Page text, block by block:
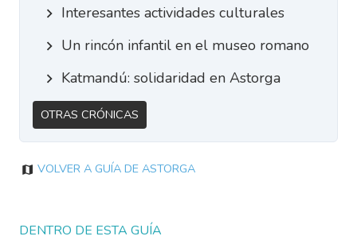
Interesantes actividades culturales
Un rincón infantil en el museo romano
Katmandú: solidaridad en Astorga
Otras Crónicas
Volver a Guía de Astorga
DENTRO DE ESTA GUÍA